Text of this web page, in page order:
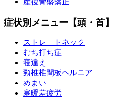
産後骨盤矯正
症状別メニュー【頭・首】
ストレートネック
むち打ち症
寝違え
頸椎椎間板ヘルニア
めまい
寒暖差疲労